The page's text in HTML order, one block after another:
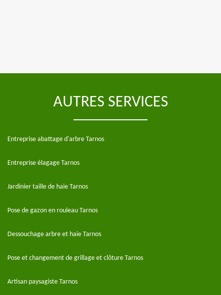
AUTRES SERVICES
Entreprise abattage d'arbre Tarnos
Entreprise élagage Tarnos
Jardinier taille de haie Tarnos
Pose de gazon en rouleau Tarnos
Dessouchage arbre et haie Tarnos
Pose et changement de grillage et clôture Tarnos
Artisan paysagiste Tarnos